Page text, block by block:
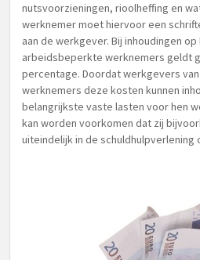
nutsvoorzieningen, rioolheffing en
werknemer moet hiervoor een
aan de werkgever. Bij inhoudingen
arbeidsbeperkte werknemers geldt
percentage. Doordat werkgevers
werknemers deze kosten kunnen
belangrijkste vaste lasten voor hen
kan worden voorkomen dat zij
uiteindelijk in de schuldhulpverlening